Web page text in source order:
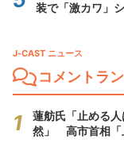
装で「激カワ」
J-CAST ニュース
コメントラ
蓮舫氏「止める
然」 高市首相「